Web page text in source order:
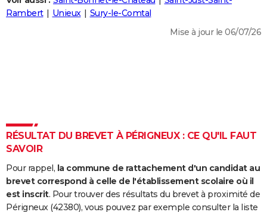
Destinations
City break
Voyage nature
Voyage de noces
Forum
Climat
+
PHOTO
Dictionnaire
Biographies
Citations
Expressions
Proverbes
PROGRAMME TV
S'inscrire
Se connecter
Lycées
Collèges
Primaires
Universités
Entreprises
Service militaire
Avis de recherche
AVIS DE DÉCÈS
FORUM
Rambert
Unieux
Sury-le-Comtal
Mise à jour le 06/07/26
RÉSULTAT DU BREVET À PÉRIGNEUX : CE QU'IL FAUT
SAVOIR
Pour rappel, la commune de rattachement d'un candidat au
brevet correspond à celle de l'établissement scolaire où il
est inscrit. Pour trouver des résultats du brevet à proximité de
Périgneux (42380), vous pouvez par exemple consulter la liste